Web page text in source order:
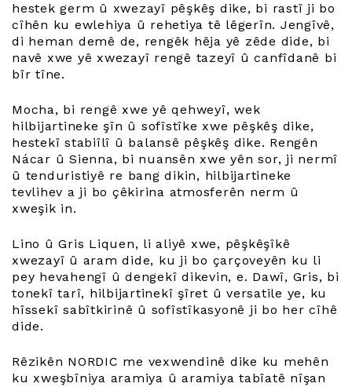
hestek germ û xwezayî pêşkêş dike, bi rastî ji bo
cîhên ku ewlehiya û rehetiya tê lêgerîn. Jengîvê,
di heman demê de, rengêk hêja yê zêde dide, bi
navê xwe yê xwezayî rengê tazeyî û canfîdanê bi
bîr tîne.
Mocha, bi rengê xwe yê qehweyî, wek
hilbijartineke şîn û sofîstîke xwe pêşkêş dike,
hestekî stabiîlî û balansê pêşkêş dike. Rengên
Nácar û Sienna, bi nuansên xwe yên sor, ji nermî
û tenduristiyê re bang dikin, hilbijartineke
tevlihev a ji bo çêkirina atmosferên nerm û
xweşik in.
Lino û Gris Liquen, li aliyê xwe, pêşkêşîkê
xwezayî û aram dide, ku ji bo çarçoveyên ku li
pey hevahengî û dengekî dikevin, e. Dawî, Gris, bi
tonekî tarî, hilbijartinekî şîret û versatile ye, ku
hîssekî sabîtkirinê û sofîstîkasyonê ji bo her cîhê
dide.
Rêzikên NORDIC me vexwendinê dike ku mehên
ku xweşbîniya aramiya û aramiya tabîatê nîşan